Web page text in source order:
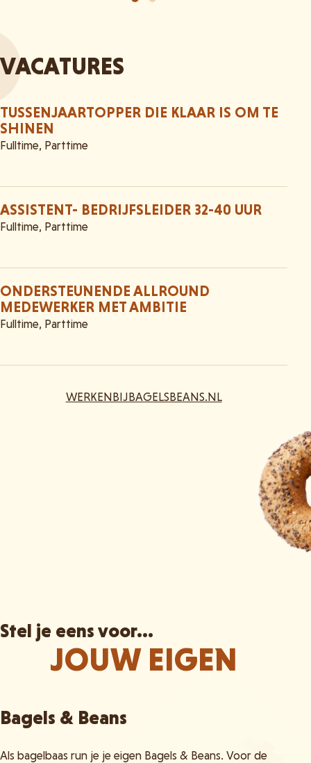
VACATURES
TUSSENJAARTOPPER DIE KLAAR IS OM TE
SHINEN
Fulltime, Parttime
ASSISTENT- BEDRIJFSLEIDER 32-40 UUR
Fulltime, Parttime
ONDERSTEUNENDE ALLROUND
MEDEWERKER MET AMBITIE
Fulltime, Parttime
WERKENBIJBAGELSBEANS.NL
Stel je eens voor...
JOUW EIGEN
Bagels & Beans
Als bagelbaas run je je eigen Bagels & Beans. Voor de